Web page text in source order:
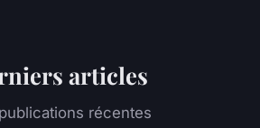
articles
récentes